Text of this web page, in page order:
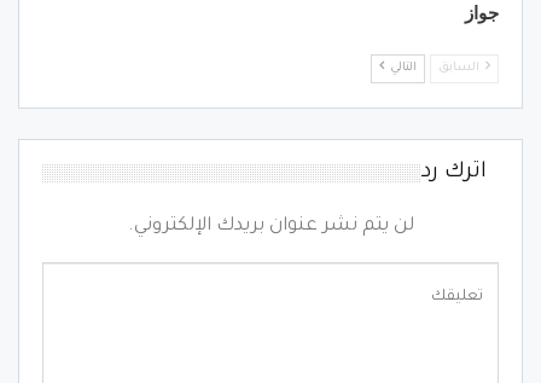
جواز
السابق التالي
اترك رد
لن يتم نشر عنوان بريدك الإلكتروني.